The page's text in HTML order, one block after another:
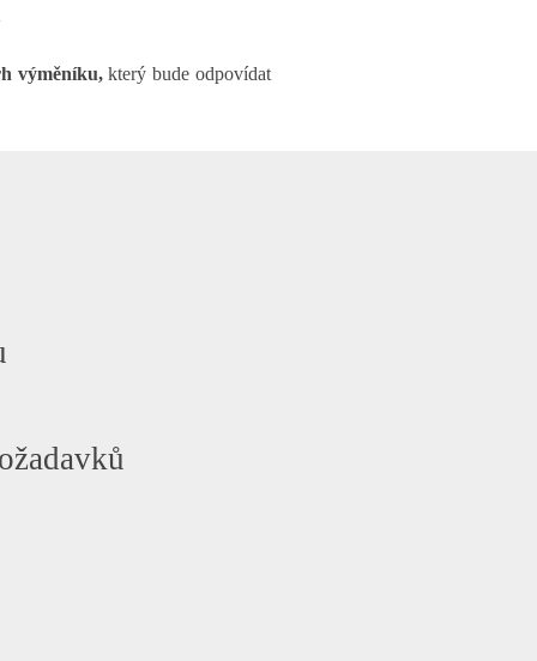
výměníku,který bude odpovídat